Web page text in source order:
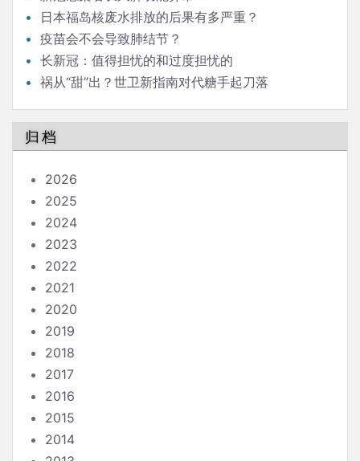
日本福岛核废水排放的后果有多严重？
疫苗会不会导致肺结节？
长新冠：值得担忧的和过度担忧的
祸从“甜”出？世卫新指南对代糖手起刀落
归档
2026
2025
2024
2023
2022
2021
2020
2019
2018
2017
2016
2015
2014